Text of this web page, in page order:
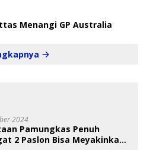
Menangi GP Australia
2024
Pamungkas Penuh
2 Paslon Bisa Meyakinkan